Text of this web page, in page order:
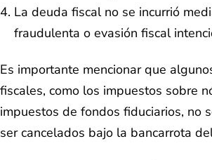
La deuda fiscal no se incurrió
fraudulenta o evasión fiscal
Es importante mencionar que
fiscales, como los impuestos sobre
impuestos de fondos fiduciarios, no
ser cancelados bajo la bancarrota